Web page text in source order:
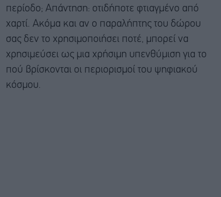
περίοδο; Απάντηση: οτιδήποτε φτιαγμένο από
χαρτί. Ακόμα και αν ο παραλήπτης του δώρου
σας δεν το χρησιμοποιήσει ποτέ, μπορεί να
χρησιμεύσει ως μια χρήσιμη υπενθύμιση για το
πού βρίσκονται οι περιορισμοί του ψηφιακού
κόσμου.